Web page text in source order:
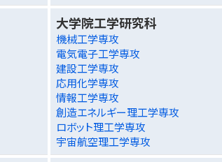
大学院工学研究科
機械工学専攻
電気電子工学専攻
建設工学専攻
応用化学専攻
情報工学専攻
創造エネルギー理工学専攻
ロボット理工学専攻
宇宙航空理工学専攻